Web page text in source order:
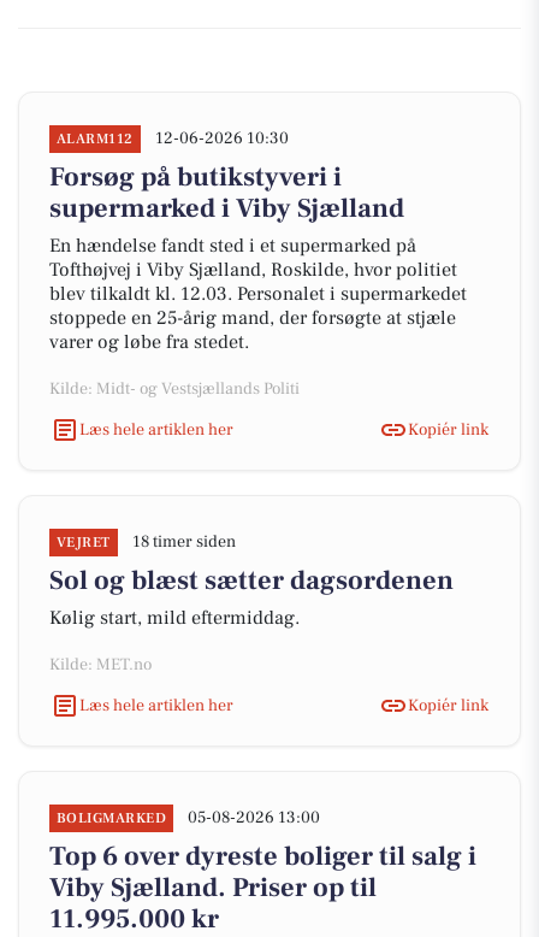
ALARM112 12-06-2026 10:30
Forsøg på butikstyveri i
supermarked i Viby Sjælland
En hændelse fandt sted i et supermarked på
Tofthøjvej i Viby Sjælland, Roskilde, hvor politiet
blev tilkaldt kl. 12.03. Personalet i supermarkedet
stoppede en 25-årig mand, der forsøgte at stjæle
varer og løbe fra stedet.
Kilde: Midt- og Vestsjællands Politi
Læs hele artiklen her
Kopiér link
VEJRET 18 timer siden
Sol og blæst sætter dagsordenen
Kølig start, mild eftermiddag.
Kilde: MET.no
Læs hele artiklen her
Kopiér link
BOLIGMARKED 05-08-2026 13:00
Top 6 over dyreste boliger til salg i
Viby Sjælland. Priser op til
11.995.000 kr